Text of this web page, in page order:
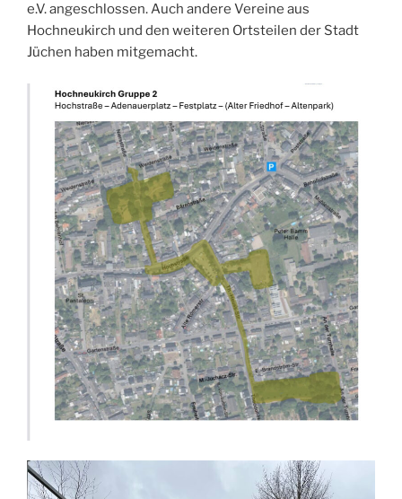
e.V. angeschlossen. Auch andere Vereine aus
Hochneukirch und den weiteren Ortsteilen der Stadt
Jüchen haben mitgemacht.